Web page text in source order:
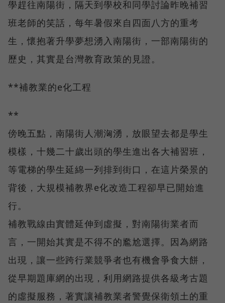
學趕往南陽街，隔天到學校和同學討論昨晚補習
班老師的笑話，每年暑假來自四面八方的重考
生，懷抱著升學夢想湧入南陽街，一部南陽街的
歷史，其實是台灣教育政策的見證。
**補教業的e化工程
**
傍晚五點，南陽街人潮洶湧，放眼望去都是學生
模樣，十幾二十歲出頭的學生進出各大補習班，
等電梯的學生延綿一列排到街口，在這片榮景的
背後，大規模補教界e化改造工程卻早已開始進
行。
補教戰線由實體延伸到虛擬，對南陽街業者而
言，一開始其實是不得不的尷尬選擇。因為網路
出現，讓一些跨行業競爭者也有機會爭食大餅，
從早期題庫網的出現，利用網路提供各級考古題
的虛擬服務，著實讓補教業者警覺保衛領土的重